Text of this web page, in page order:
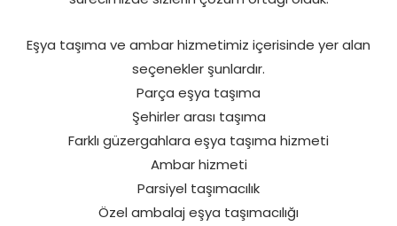
Eşya taşıma ve ambar hizmetimiz içerisinde yer alan
seçenekler şunlardır.
Parça eşya taşıma
Şehirler arası taşıma
Farklı güzergahlara eşya taşıma hizmeti
Ambar hizmeti
Parsiyel taşımacılık
Özel ambalaj eşya taşımacılığı